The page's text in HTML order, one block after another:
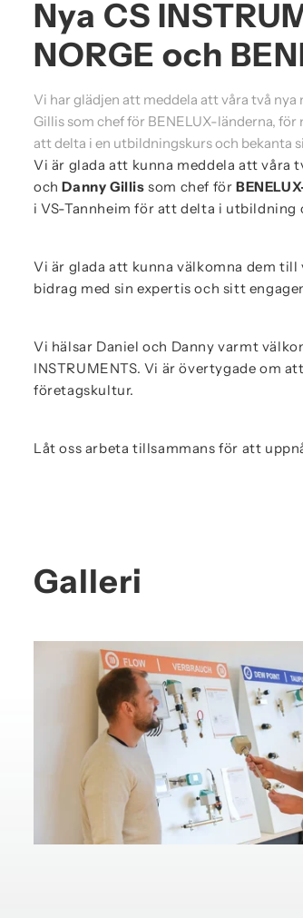
Nya CS
NORGE och
Vi har glädjen att meddela att våra två
Gillis som chef för BENELUX-länderna, för
att delta i en utbildningskurs och bekanta
Vi är glada att kunna meddela att våra
ochDanny Gillissom chef för
i VS-Tannheim för att delta i utbildning
Vi är glada att kunna välkomna dem
bidrag med sin expertis och sitt
Vi hälsar Daniel och Danny varmt
INSTRUMENTS. Vi är övertygade om
företagskultur.
Låt oss arbeta tillsammans för att
Galleri